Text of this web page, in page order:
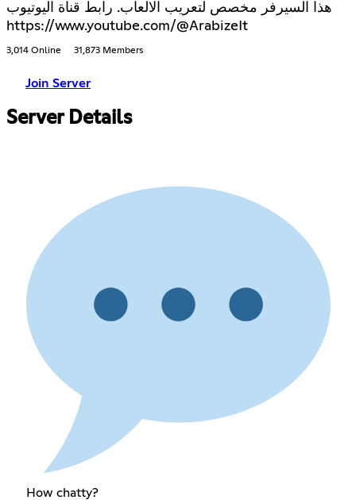
هذا السيرفر مخصص لتعريب الالعاب. رابط قناة اليوتيوب
https://www.youtube.com/@ArabizeIt
3,014 Online 31,873 Members
Join Server
Server Details
How chatty?